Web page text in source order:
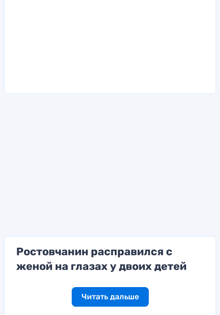
Ростовчанин расправился с
женой на глазах у двоих детей
Читать дальше